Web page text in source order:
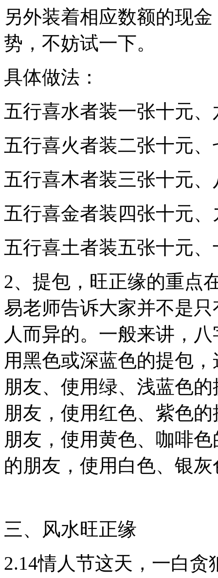
另外装着相应数额的现
势，不妨试一下。
具体做法：
五行喜水者装一张十元
五行喜火者装二张十元
五行喜木者装三张十元
五行喜金者装四张十元
五行喜土者装五张十元
2、提包，旺正缘的重点
易老师告诉大家并不是
人而异的。一般来讲，
用黑色或深蓝色的提包
朋友、使用绿、浅蓝色
朋友，使用红色、紫色
朋友，使用黄色、咖啡
的朋友，使用白色、银
三、风水旺正缘
2.14情人节这天，一白